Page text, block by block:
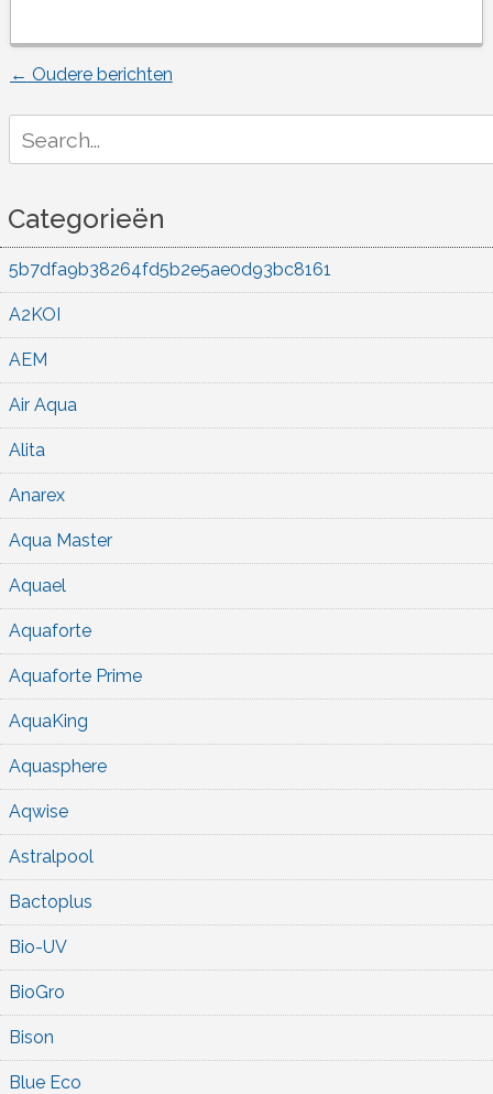
Berichtnavigatie
← Oudere berichten
for:
Categorieën
5b7dfa9b38264fd5b2e5ae0d93bc8161
A2KOI
AEM
Air Aqua
Alita
Anarex
Aqua Master
Aquael
Aquaforte
Aquaforte Prime
AquaKing
Aquasphere
Aqwise
Astralpool
Bactoplus
Bio-UV
BioGro
Bison
Blue Eco